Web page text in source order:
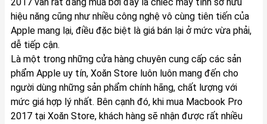
hiệu năng cũng như nhiều công nghệ vô cùng tiên tiến của
Apple mang lại, điều đặc biệt là giá bán lại ở mức vừa phải,
dễ tiếp cận.
Là một trong những cửa hàng chuyên cung cấp các sản
phẩm Apple uy tín, Xoăn Store luôn luôn mang đến cho
người dùng những sản phẩm chính hãng, chất lượng với
mức giá hợp lý nhất. Bên cạnh đó, khi mua Macbook Pro
2017 tại Xoăn Store, khách hàng sẽ nhận được rất nhiều